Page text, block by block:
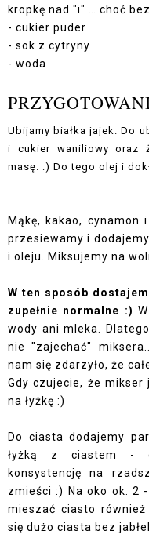
kropkę nad "i" … choć
- cukier puder
- sok z cytryny
- woda
Ubijamy białka jajek. Do
i cukier waniliowy oraz
masę. :) Do tego olej i
Mąkę, kakao, cynamon
przesiewamy i
i oleju. Miksujemy na
W ten sposób
zupełnie normalne :)
wody ani mleka.
nie "zajechać"
nam się zdarzyło, że
Gdy czujecie, że
na łyżkę :)
Do ciasta dodajemy
łyżką z ciastem -
konsystencję na
zmieści :) Na oko ok. 2
mieszać ciasto
się dużo ciasta bez